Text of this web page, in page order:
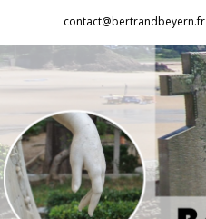
contenu
contact@bertrandbeyern.fr